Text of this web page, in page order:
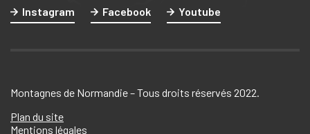
Instagram Facebook Youtube
Montagnes de Normandie – Tous droits réservés 2022.
Plan du site
Mentions légales